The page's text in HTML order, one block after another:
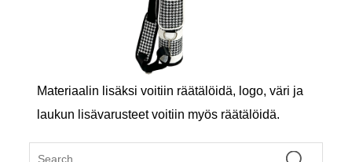
Materiaalin lisäksi voitiin räätälöidä, logo, väri ja
laukun lisävarusteet voitiin myös räätälöidä.